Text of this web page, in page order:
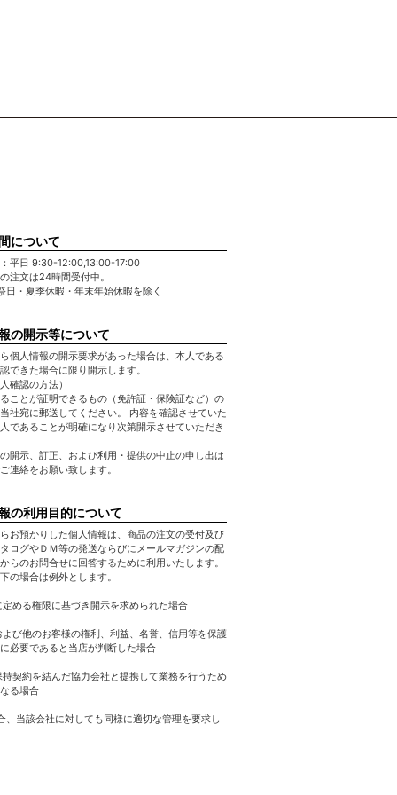
について
平日 9:30-12:00,13:00-17:00
注文は24時間受付中。
日・夏季休暇・年末年始休暇を除く
の開示等について
個人情報の開示要求があった場合は、本人である
できた場合に限り開示します。
確認の方法）
ことが証明できるもの（免許証・保険証など）の
社宛に郵送してください。 内容を確認させていた
であることが明確になり次第開示させていただき
開示、訂正、および利用・提供の中止の申し出は
連絡をお願い致します。
の利用目的について
お預かりした個人情報は、商品の注文の受付及び
ログやＤＭ等の発送ならびにメールマガジンの配
らのお問合せに回答するために利用いたします。
の場合は例外とします。
める権限に基づき開示を求められた場合
び他のお客様の権利、利益、名誉、信用等を保護
必要であると当店が判断した場合
契約を結んだ協力会社と提携して業務を行うため
る場合
、当該会社に対しても同様に適切な管理を要求し